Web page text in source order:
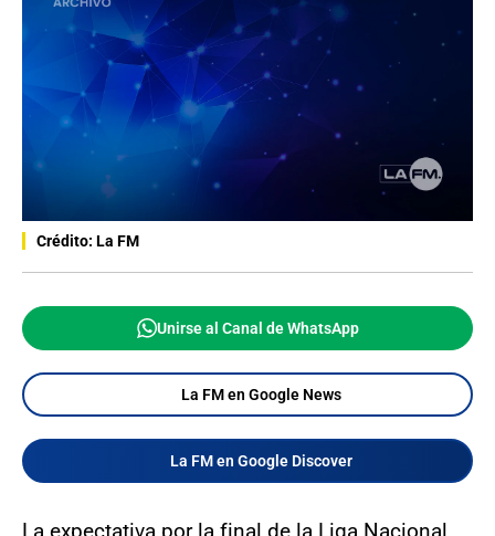
Crédito: La FM
Unirse al Canal de WhatsApp
La FM en Google News
La FM en Google Discover
La expectativa por la final de la Liga Nacional